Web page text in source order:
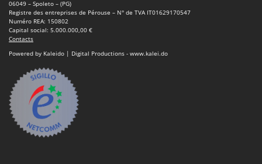
Mille
Minox
Mockmill
More than chef
MOSA
MOVA
Mowox
MTD
06049 – Spoleto – (PG)
Registre des entreprises de Pérouse – N° de TVA IT01629170547
Numéro REA: 150802
Capital social: 5.000.000,00 €
Contacts
Powered by Kaleido | Digital Productions - www.kalei.do